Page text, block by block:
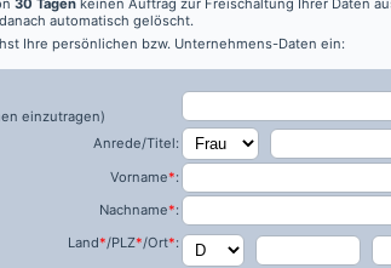
30 Tagen keinen Auftrag zur Freischaltung Ihrer Daten
automatisch gelöscht.
Ihre persönlichen bzw. Unternehmens-Daten ein:
einzutragen)
Anrede/Titel:
Vorname*:
Nachname*:
Land*/PLZ*/Ort*: